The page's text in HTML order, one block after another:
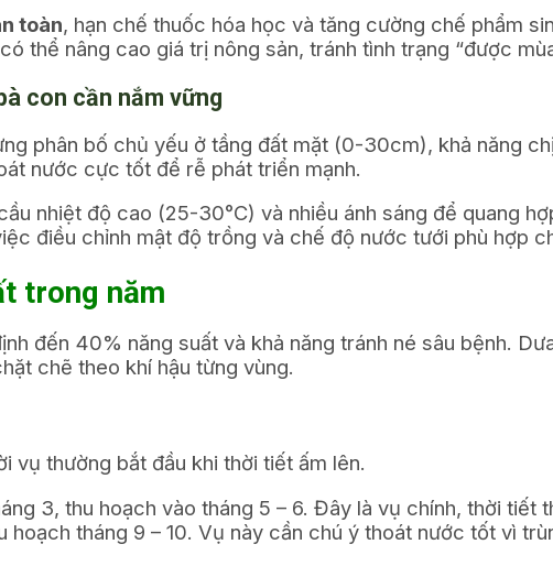
toàn, hạn chế thuốc hóa học và tăng cường chế phẩm
thể nâng cao giá trị nông sản, tránh tình trạng “được
con cần nắm vững
phân bố chủ yếu ở tầng đất mặt (0-30cm), khả năng
nước cực tốt để rễ phát triển mạnh.
nhiệt độ cao (25-30°C) và nhiều ánh sáng để quang
điều chỉnh mật độ trồng và chế độ nước tưới phù hợp
trong năm
đến 40% năng suất và khả năng tránh né sâu bệnh.
chẽ theo khí hậu từng vùng.
vụ thường bắt đầu khi thời tiết ấm lên.
3, thu hoạch vào tháng 5 – 6. Đây là vụ chính, thời tiết
hoạch tháng 9 – 10. Vụ này cần chú ý thoát nước tốt vì